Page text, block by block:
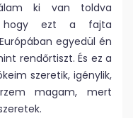
ki van toldva
hogy ezt a fajta
egyedül én
rendőrtiszt. És ez a
szeretik, igénylik,
magam, mert